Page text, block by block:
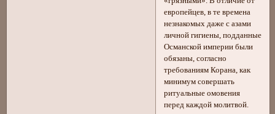
европейцев, в те времена
незнакомых даже с азами
личной гигиены, подданные
Османской империи были
обязаны, согласно
требованиям Корана, как
минимум совершать
ритуальные омовения
перед каждой молитвой.